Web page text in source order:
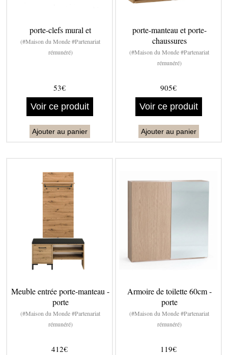
porte-clefs mural et
(#Maison du Monde #Partenariat
rémunéré)
53€
Voir ce produit
Ajouter au panier
porte-manteau et porte-
chaussures
(#Maison du Monde #Partenariat
rémunéré)
905€
Voir ce produit
Ajouter au panier
Meuble entrée porte-manteau -
porte
(#Maison du Monde #Partenariat
rémunéré)
412€
Armoire de toilette 60cm -
porte
(#Maison du Monde #Partenariat
rémunéré)
119€